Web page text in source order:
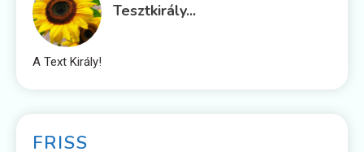
Tesztkirály...
A Text Király!
FRISS